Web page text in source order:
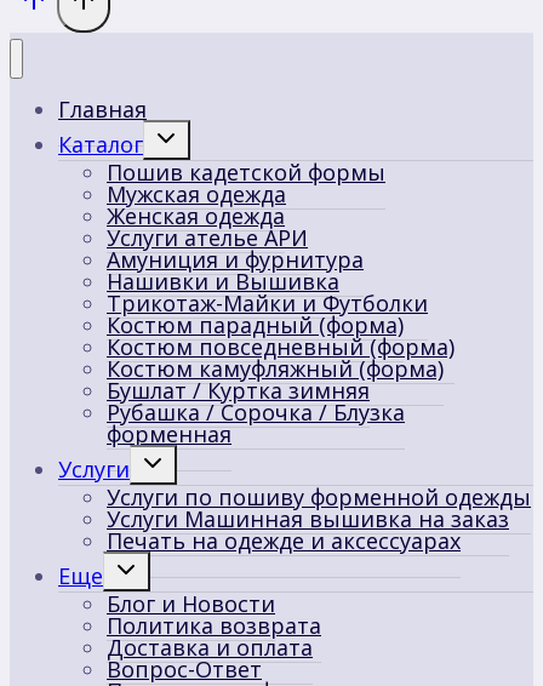
Главная
Каталог
Переключить
меню
Пошив кадетской формы
Мужская одежда
Женская одежда
Услуги ателье АРИ
Амуниция и фурнитура
Нашивки и Вышивка
Трикотаж-Майки и Футболки
Костюм парадный (форма)
Костюм повседневный (форма)
Костюм камуфляжный (форма)
Бушлат / Куртка зимняя
Рубашка / Сорочка / Блузка
форменная
Услуги
Переключить
дочернее
меню
Услуги по пошиву форменной одежды
Услуги Машинная вышивка на заказ
Печать на одежде и аксессуарах
Еще
Переключить
дочернее
меню
Блог и Новости
Политика возврата
Доставка и оплата
Вопрос-Ответ